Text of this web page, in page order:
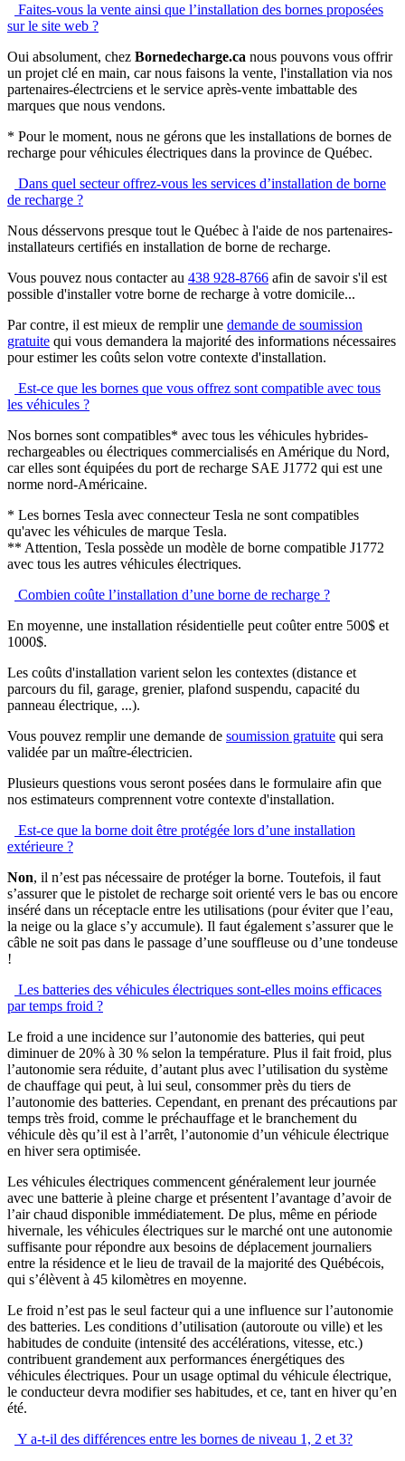
Faites-vous la vente ainsi que l’installation des bornes proposées
sur le site web ?
Oui absolument, chez Bornedecharge.ca nous pouvons vous offrir
un projet clé en main, car nous faisons la vente, l'installation via nos
partenaires-électrciens et le service après-vente imbattable des
marques que nous vendons.
* Pour le moment, nous ne gérons que les installations de bornes de
recharge pour véhicules électriques dans la province de Québec.
Dans quel secteur offrez-vous les services d’installation de borne
de recharge ?
Nous désservons presque tout le Québec à l'aide de nos partenaires-
installateurs certifiés en installation de borne de recharge.
Vous pouvez nous contacter au 438 928-8766 afin de savoir s'il est
possible d'installer votre borne de recharge à votre domicile...
Par contre, il est mieux de remplir une demande de soumission
gratuite qui vous demandera la majorité des informations nécessaires
pour estimer les coûts selon votre contexte d'installation.
Est-ce que les bornes que vous offrez sont compatible avec tous
les véhicules ?
Nos bornes sont compatibles* avec tous les véhicules hybrides-
rechargeables ou électriques commercialisés en Amérique du Nord,
car elles sont équipées du port de recharge SAE J1772 qui est une
norme nord-Américaine.
* Les bornes Tesla avec connecteur Tesla ne sont compatibles
qu'avec les véhicules de marque Tesla.
** Attention, Tesla possède un modèle de borne compatible J1772
avec tous les autres véhicules électriques.
Combien coûte l’installation d’une borne de recharge ?
En moyenne, une installation résidentielle peut coûter entre 500$ et
1000$.
Les coûts d'installation varient selon les contextes (distance et
parcours du fil, garage, grenier, plafond suspendu, capacité du
panneau électrique, ...).
Vous pouvez remplir une demande de soumission gratuite qui sera
validée par un maître-électricien.
Plusieurs questions vous seront posées dans le formulaire afin que
nos estimateurs comprennent votre contexte d'installation.
Est-ce que la borne doit être protégée lors d’une installation
extérieure ?
Non, il n’est pas nécessaire de protéger la borne. Toutefois, il faut
s’assurer que le pistolet de recharge soit orienté vers le bas ou encore
inséré dans un réceptacle entre les utilisations (pour éviter que l’eau,
la neige ou la glace s’y accumule). Il faut également s’assurer que le
câble ne soit pas dans le passage d’une souffleuse ou d’une tondeuse
!
Les batteries des véhicules électriques sont-elles moins efficaces
par temps froid ?
Le froid a une incidence sur l’autonomie des batteries, qui peut
diminuer de 20% à 30 % selon la température. Plus il fait froid, plus
l’autonomie sera réduite, d’autant plus avec l’utilisation du système
de chauffage qui peut, à lui seul, consommer près du tiers de
l’autonomie des batteries. Cependant, en prenant des précautions par
temps très froid, comme le préchauffage et le branchement du
véhicule dès qu’il est à l’arrêt, l’autonomie d’un véhicule électrique
en hiver sera optimisée.
Les véhicules électriques commencent généralement leur journée
avec une batterie à pleine charge et présentent l’avantage d’avoir de
l’air chaud disponible immédiatement. De plus, même en période
hivernale, les véhicules électriques sur le marché ont une autonomie
suffisante pour répondre aux besoins de déplacement journaliers
entre la résidence et le lieu de travail de la majorité des Québécois,
qui s’élèvent à 45 kilomètres en moyenne.
Le froid n’est pas le seul facteur qui a une influence sur l’autonomie
des batteries. Les conditions d’utilisation (autoroute ou ville) et les
habitudes de conduite (intensité des accélérations, vitesse, etc.)
contribuent grandement aux performances énergétiques des
véhicules électriques. Pour un usage optimal du véhicule électrique,
le conducteur devra modifier ses habitudes, et ce, tant en hiver qu’en
été.
Y a-t-il des différences entre les bornes de niveau 1, 2 et 3?